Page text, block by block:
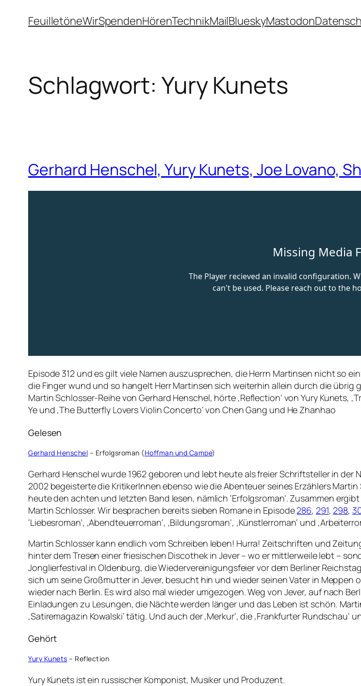
InhaltFeuilletöneWirSpendenHörenTechnikMailBlueskyMastodon
Schlagwort: Yury Kunets
Gerhard Henschel, Yury Kunets, Joe Lovano,
Episode 312 und es gilt viele Namen auszusprechen, die Herrn Martinsen nicht so
die Finger wund und so hangelt Herr Martinsen sich weiterhin allein durch die übrig
Martin Schlosser-Reihe von Gerhard Henschel, hörte ‚Reflection‘ von Yury Kunets,
Ye und ‚The Butterfly Lovers Violin Concerto‘ von Chen Gang und He Zhanhao
Gelesen
Gerhard Henschel – Erfolgsroman (Hoffman und Campe)
Gerhard Henschel wurde 1962 geboren und lebt heute als freier Schriftsteller in der
2002 begeisterte die KritikerInnen ebenso wie die Abenteuer seines Erzählers
heute den achten und letzten Band lesen, nämlich ‘Erfolgsroman’. Zusammen
Martin Schlosser. Wir besprachen bereits sieben Romane in Episode286, 291, 298,
‘Liebesroman’, ‚Abendteuerroman‘, ‚Bildungsroman‘, ‚Künstlerroman‘ und
Martin Schlosser kann endlich vom Schreiben leben! Hurra! Zeitschriften und
hinter dem Tresen einer friesischen Discothek in Jever – wo er mittlerweile lebt –
Jonglierfestival in Oldenburg, die Wiedervereinigungsfeier vor dem Berliner
sich um seine Großmutter in Jever, besucht hin und wieder seinen Vater in
wieder nach Berlin. Es wird also mal wieder umgezogen. Weg von Jever, auf nach
Einladungen zu Lesungen, die Nächte werden länger und das Leben ist schön.
‚Satiremagazin Kowalski‘ tätig. Und auch der ‚Merkur‘, die ‚Frankfurter Rundschau‘
Gehört
Yury Kunets – Reflection
Yury Kunets ist ein russischer Komponist, Musiker und Produzent.